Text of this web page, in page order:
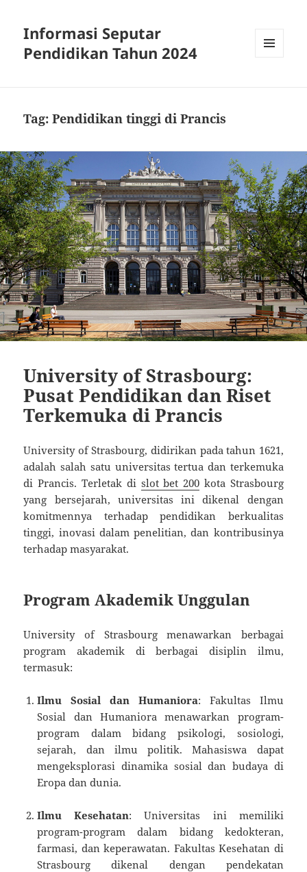
Informasi Seputar
Pendidikan Tahun 2024
Tag:Pendidikan tinggi di Prancis
University of Strasbourg:
Pusat Pendidikan dan Riset
Terkemuka di Prancis
University of Strasbourg, didirikan pada tahun 1621,
adalah salah satu universitas tertua dan terkemuka
di Prancis. Terletak di slot bet 200 kota Strasbourg
yang bersejarah, universitas ini dikenal dengan
komitmennya terhadap pendidikan berkualitas
tinggi, inovasi dalam penelitian, dan kontribusinya
terhadap masyarakat.
Program Akademik Unggulan
University of Strasbourg menawarkan berbagai
program akademik di berbagai disiplin ilmu,
termasuk:
Ilmu Sosial dan Humaniora: Fakultas Ilmu
Sosial dan Humaniora menawarkan program-
program dalam bidang psikologi, sosiologi,
sejarah, dan ilmu politik. Mahasiswa dapat
mengeksplorasi dinamika sosial dan budaya di
Eropa dan dunia.
Ilmu Kesehatan: Universitas ini memiliki
program-program dalam bidang kedokteran,
farmasi, dan keperawatan. Fakultas Kesehatan di
Strasbourg dikenal dengan pendekatan